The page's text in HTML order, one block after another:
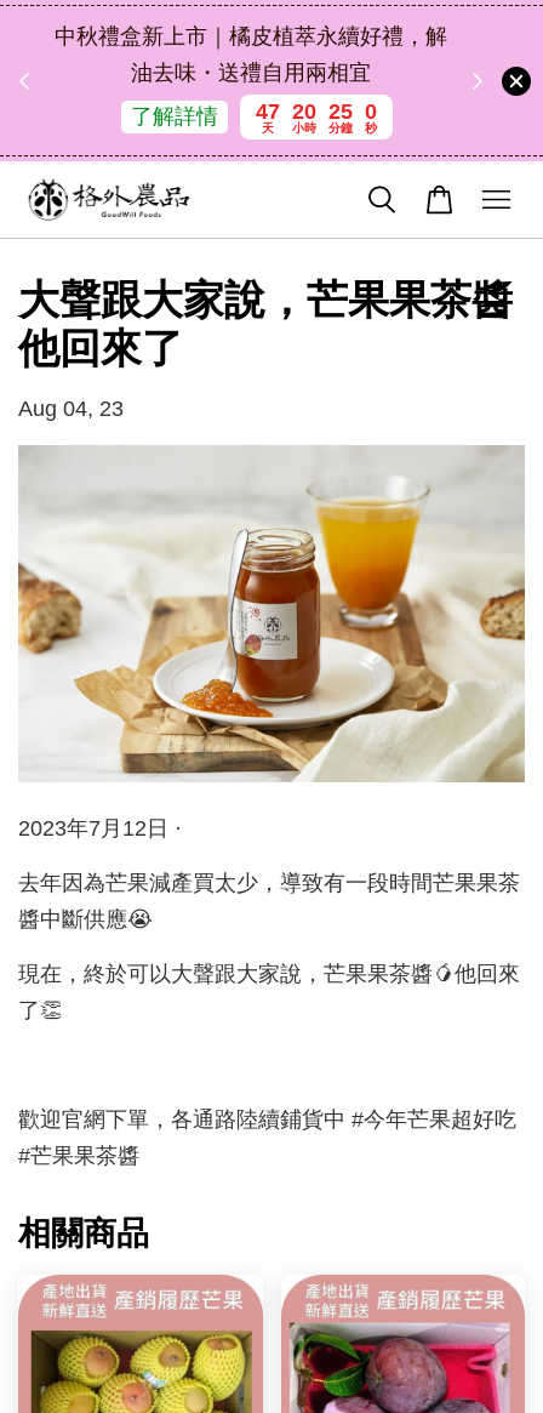
中秋禮盒新上市｜橘皮植萃永續好禮，解
油去味・送禮自用兩相宜
了解詳情
47
天
20
小時
25
分鐘
0
秒
大聲跟大家說，芒果果茶醬
他回來了
Aug 04, 23
2023年7月12日 ·
去年因為芒果減產買太少，導致有一段時間芒果果茶
醬中斷供應😭
現在，終於可以大聲跟大家說，芒果果茶醬🥭他回來
了👏
歡迎官網下單，各通路陸續鋪貨中 #今年芒果超好吃
#芒果果茶醬
相關商品